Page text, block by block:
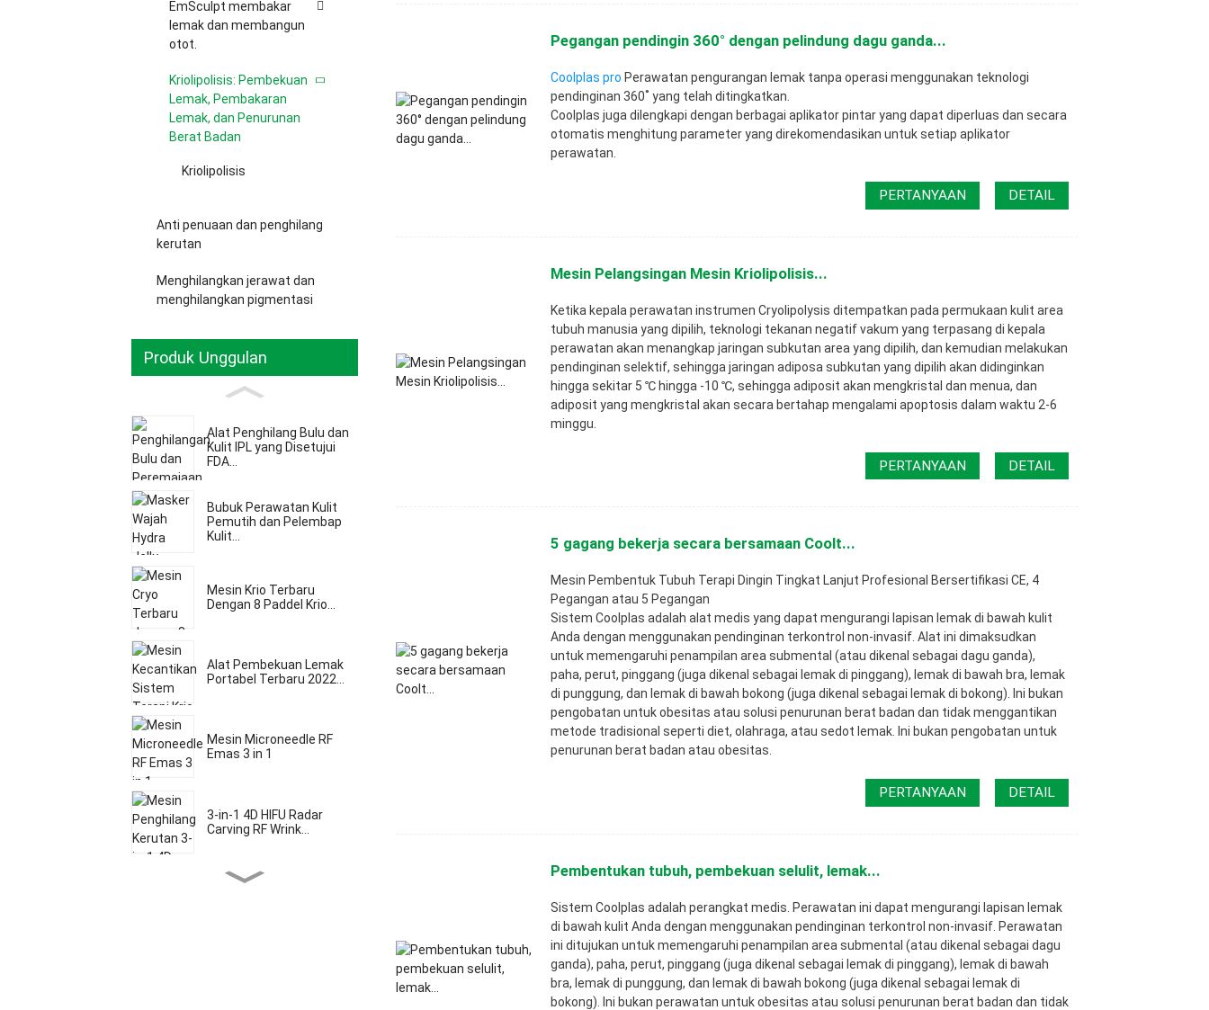
EmSculpt membakar
lemak dan membangun
otot.
Kriolipolisis: Pembekuan
Lemak, Pembakaran
Lemak, dan Penurunan
Berat Badan
Kriolipolisis
Anti penuaan dan penghilang
kerutan
Menghilangkan jerawat dan
menghilangkan pigmentasi
Produk Unggulan
Alat Penghilang Bulu dan
Kulit IPL yang Disetujui
FDA...
Bubuk Perawatan Kulit
Pemutih dan Pelembap
Kulit...
Mesin Krio Terbaru
Dengan 8 Paddel Krio...
Alat Pembekuan Lemak
Portabel Terbaru 2022...
Mesin Microneedle RF
Emas 3 in 1
3-in-1 4D HIFU Radar
Carving RF Wrink...
Pegangan pendingin 360° dengan pelindung dagu ganda...
Coolplas pro Perawatan pengurangan lemak tanpa operasi menggunakan teknologi
pendinginan 360˚ yang telah ditingkatkan.
Coolplas juga dilengkapi dengan berbagai aplikator pintar yang dapat diperluas dan secara
otomatis menghitung parameter yang direkomendasikan untuk setiap aplikator
perawatan.
PERTANYAAN DETAIL
Mesin Pelangsingan Mesin Kriolipolisis...
Ketika kepala perawatan instrumen Cryolipolysis ditempatkan pada permukaan kulit area
tubuh manusia yang dipilih, teknologi tekanan negatif vakum yang terpasang di kepala
perawatan akan menangkap jaringan subkutan area yang dipilih, dan kemudian melakukan
pendinginan selektif, sehingga jaringan adiposa subkutan yang dipilih akan didinginkan
hingga sekitar 5 ℃ hingga -10 ℃, sehingga adiposit akan mengkristal dan menua, dan
adiposit yang mengkristal akan secara bertahap mengalami apoptosis dalam waktu 2-6
minggu.
PERTANYAAN DETAIL
5 gagang bekerja secara bersamaan Coolt...
Mesin Pembentuk Tubuh Terapi Dingin Tingkat Lanjut Profesional Bersertifikasi CE, 4
Pegangan atau 5 Pegangan
Sistem Coolplas adalah alat medis yang dapat mengurangi lapisan lemak di bawah kulit
Anda dengan menggunakan pendinginan terkontrol non-invasif. Alat ini dimaksudkan
untuk memengaruhi penampilan area submental (atau dikenal sebagai dagu ganda),
paha, perut, pinggang (juga dikenal sebagai lemak di pinggang), lemak di bawah bra, lemak
di punggung, dan lemak di bawah bokong (juga dikenal sebagai lemak di bokong). Ini bukan
pengobatan untuk obesitas atau solusi penurunan berat badan dan tidak menggantikan
metode tradisional seperti diet, olahraga, atau sedot lemak. Ini bukan pengobatan untuk
penurunan berat badan atau obesitas.
PERTANYAAN DETAIL
Pembentukan tubuh, pembekuan selulit, lemak...
Sistem Coolplas adalah perangkat medis. Perawatan ini dapat mengurangi lapisan lemak
di bawah kulit Anda dengan menggunakan pendinginan terkontrol non-invasif. Perawatan
ini ditujukan untuk memengaruhi penampilan area submental (atau dikenal sebagai dagu
ganda), paha, perut, pinggang (juga dikenal sebagai lemak di pinggang), lemak di bawah
bra, lemak di punggung, dan lemak di bawah bokong (juga dikenal sebagai lemak di
bokong). Ini bukan perawatan untuk obesitas atau solusi penurunan berat badan dan tidak